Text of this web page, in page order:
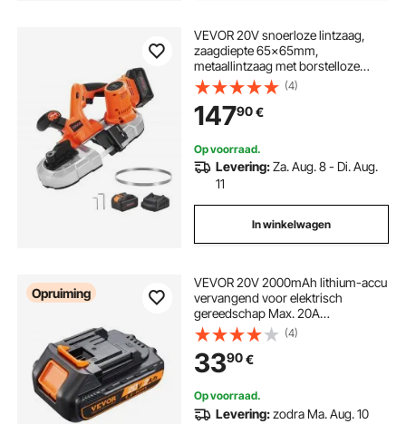
VEVOR 20V snoerloze lintzaag,
zaagdiepte 65x65mm,
metaallintzaag met borstelloze
motor, 4000mAh accu en oplader,
variabele snelheid 0-192 m/min,
ideaal voor het zagen van metaal en
hout
(4)
14790€
Op voorraad.
Levering:Za. Aug. 8 - Di. Aug.
11
In winkelwagen
Opruiming
VEVOR 20V 2000mAh lithium-accu
vervangend voor elektrisch
gereedschap Max. 20A
uitgangsstroom accu met
overbelasting, overontlading,
oververhitting en
kortsluitbeveiliging Lithium-accu
15,8 x 74,8 x 50,7 mm
(4)
3390€
Op voorraad.
Levering:zodra Ma. Aug. 10